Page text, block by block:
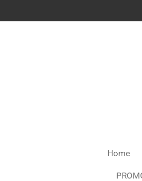
direct
Home